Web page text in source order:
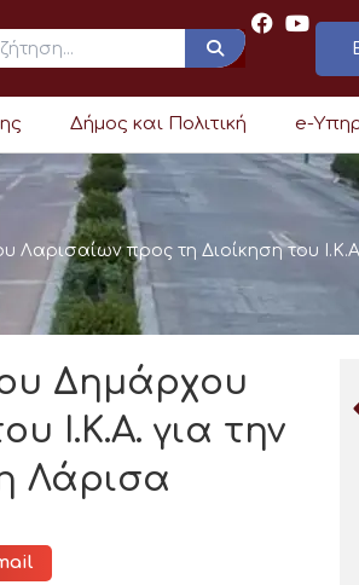
Δήμος και Πολιτική e-
Λαρισαίων προς τη Διοίκηση του
Δημάρχου
Ι.Κ.Α. για την
Λάρισα